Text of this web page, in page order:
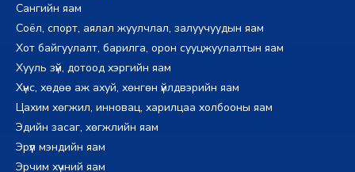
Сангийн яам
Соёл, спорт, аялал жуулчлал, залуучуудын яам
Хот байгуулалт, барилга, орон сууцжуулалтын яам
Хууль зүй, дотоод хэргийн яам
Хүнс, хөдөө аж ахуй, хөнгөн үйлдвэрийн яам
Цахим хөгжил, инновац, харилцаа холбооны яам
Эдийн засаг, хөгжлийн яам
Эрүүл мэндийн яам
Эрчим хүчний яам